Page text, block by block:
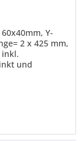
Y-
2 x 425 mm,
inkl.
und